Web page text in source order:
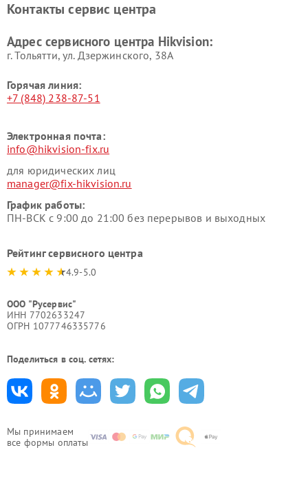
Мы принимаем
все формы оплаты
Контакты сервис центра
Адрес сервисного центра Hikvision:
г. Тольятти, ул. Дзержинского, 38А
Горячая линия:
+7 (848) 238-87-51
Электронная почта:
info@hikvision-fix.ru
для юридических лиц
manager@fix-hikvision.ru
График работы:
ПН-ВСК с 9:00 до 21:00 без перерывов и выходных
Рейтинг сервисного центра
4.9-5.0
ООО "Русервис"
ИНН 7702633247
ОГРН 1077746335776
Поделиться в соц. сетях: